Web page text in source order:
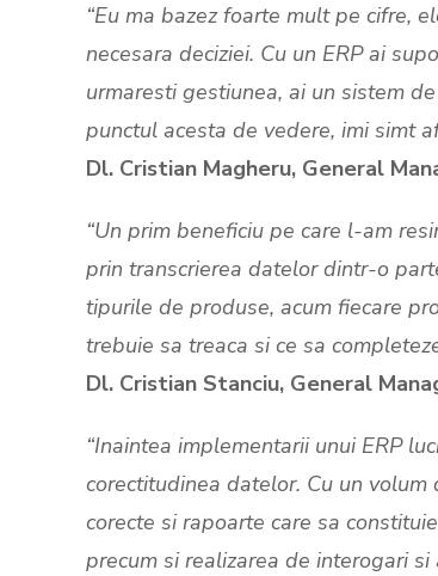
“Eu ma bazez foarte mult pe cifre,
necesara deciziei. Cu un ERP ai
urmaresti gestiunea, ai un sistem
punctul acesta de vedere, imi simt
Dl. Cristian Magheru, General
“Un prim beneficiu pe care l-am
prin transcrierea datelor dintr-o
tipurile de produse, acum fiecare
trebuie sa treaca si ce sa
Dl. Cristian Stanciu, General
“Inaintea implementarii unui ERP
corectitudinea datelor. Cu un
corecte si rapoarte care sa
precum si realizarea de interogari